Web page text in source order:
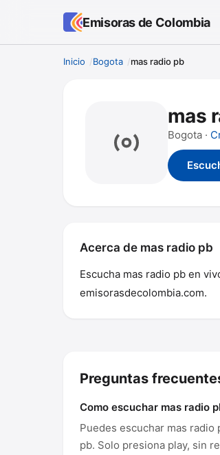
Emisoras de Colombia
Inicio Bogota mas radio pb
mas
Bogota ·
Acerca de mas radio pb
Escucha mas radio pb en
emisorasdecolombia.com.
Preguntas
Como escuchar mas radio
Puedes escuchar mas
pb. Solo presiona play, sin